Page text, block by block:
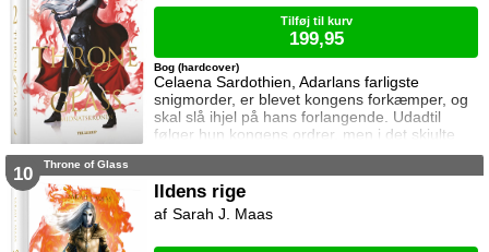
Celaena Sardothien, Adarlans farligste
snigmorder, er blevet kongens forkæmper, og
skal slå ihjel på hans forlangende. Udadtil
følger hun kongens ordrer, men i det skjulte
modarbejder hun ham. Det bliver dog stadig
vennerne, der intet kender til hendes private
oprør. Den for længst hedengangne dronning,
Elena, sætter samtidig Celaena på en svær
Bog (hardcover)
Tilføj til kurv
199,95
10 Throne of Glass
Ildens rige
Sarah J. Maas